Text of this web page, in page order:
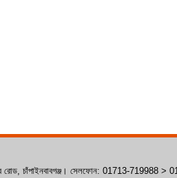
ক্লাব রোড, চাঁপাইনবাবগঞ্জ। সেলফোন: 01713-